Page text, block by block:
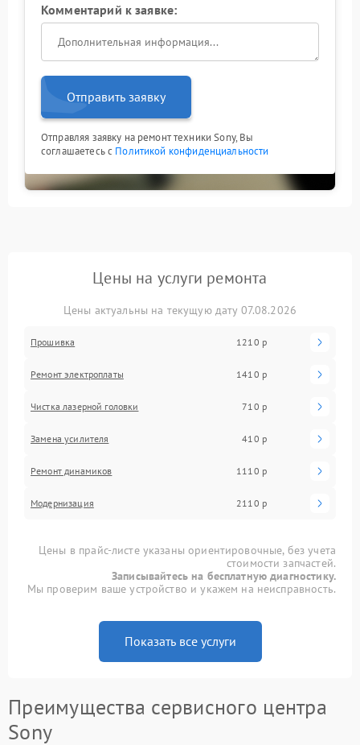
Комментарий к заявке:
Отправить заявку
Отправляя заявку на ремонт техники Sony, Вы
соглашаетесь с Политикой конфиденциальности
Цены на услуги ремонта
Цены актуальны на текущую дату 07.08.2026
Прошивка 1210 р
Ремонт электроплаты 1410 р
Чистка лазерной головки 710 р
Замена усилителя 410 р
Ремонт динамиков 1110 р
Модернизация 2110 р
Цены в прайс-листе указаны ориентировочные, без учета
стоимости запчастей.
Записывайтесь на бесплатную диагностику.
Мы проверим ваше устройство и укажем на неисправность.
Показать все услуги
Преимущества сервисного центра
Sony